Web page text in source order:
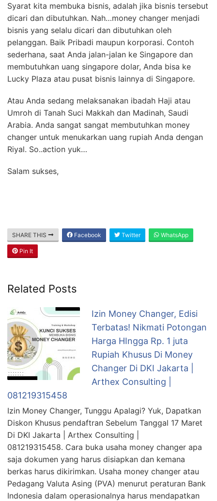
Syarat kita membuka bisnis, adalah jika bisnis tersebut
dicari dan dibutuhkan. Nah…money changer menjadi
bisnis yang selalu dicari dan dibutuhkan oleh
pelanggan. Baik Pribadi maupun korporasi. Contoh
sederhana, saat Anda jalan-jalan ke Singapore dan
membutuhkan uang singapore dolar, Anda bisa ke
Lucky Plaza atau pusat bisnis lainnya di Singapore.
Atau Anda sedang melaksanakan ibadah Haji atau
Umroh di Tanah Suci Makkah dan Madinah, Saudi
Arabia. Anda sangat sangat membutuhkan money
changer untuk menukarkan uang rupiah Anda dengan
Riyal. So..action yuk…
Salam sukses,
SHARE THIS Facebook Twitter WhatsApp
Pin It
Related Posts
Izin Money Changer, Edisi
Terbatas! Nikmati Potongan
Harga HIngga Rp. 1 juta
Rupiah Khusus Di Money
Changer Di DKI Jakarta |
Arthex Consulting |
081219315458
Izin Money Changer, Tunggu Apalagi? Yuk, Dapatkan
Diskon Khusus pendaftran Sebelum Tanggal 17 Maret
Di DKI Jakarta | Arthex Consulting |
081219315458. Cara buka usaha money changer apa
saja dokumen yang harus disiapkan dan kemana
berkas harus dikirimkan. Usaha money changer atau
Pedagang Valuta Asing (PVA) menurut peraturan Bank
Indonesia dalam operasionalnya harus mendapatkan